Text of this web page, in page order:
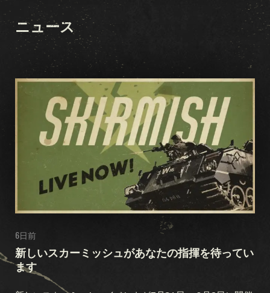
ニュース
6日前
新しいスカーミッシュがあなたの指揮を待ってい
ます
KARDSとは プレイの流れ
KARDSアカデミー
FAQ
カード
カードコレクション デッキビルダー
デッキ
ドラフト
拡張セット
オセアニアストーム 初期戦争
国内戦線
航空優勢
海戦 共同戦線 鉄血
隠密作戦
冬戦争
突破作戦
忠誠